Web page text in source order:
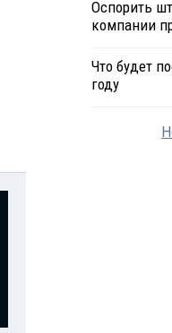
Оспорить
компании
Что будет
году